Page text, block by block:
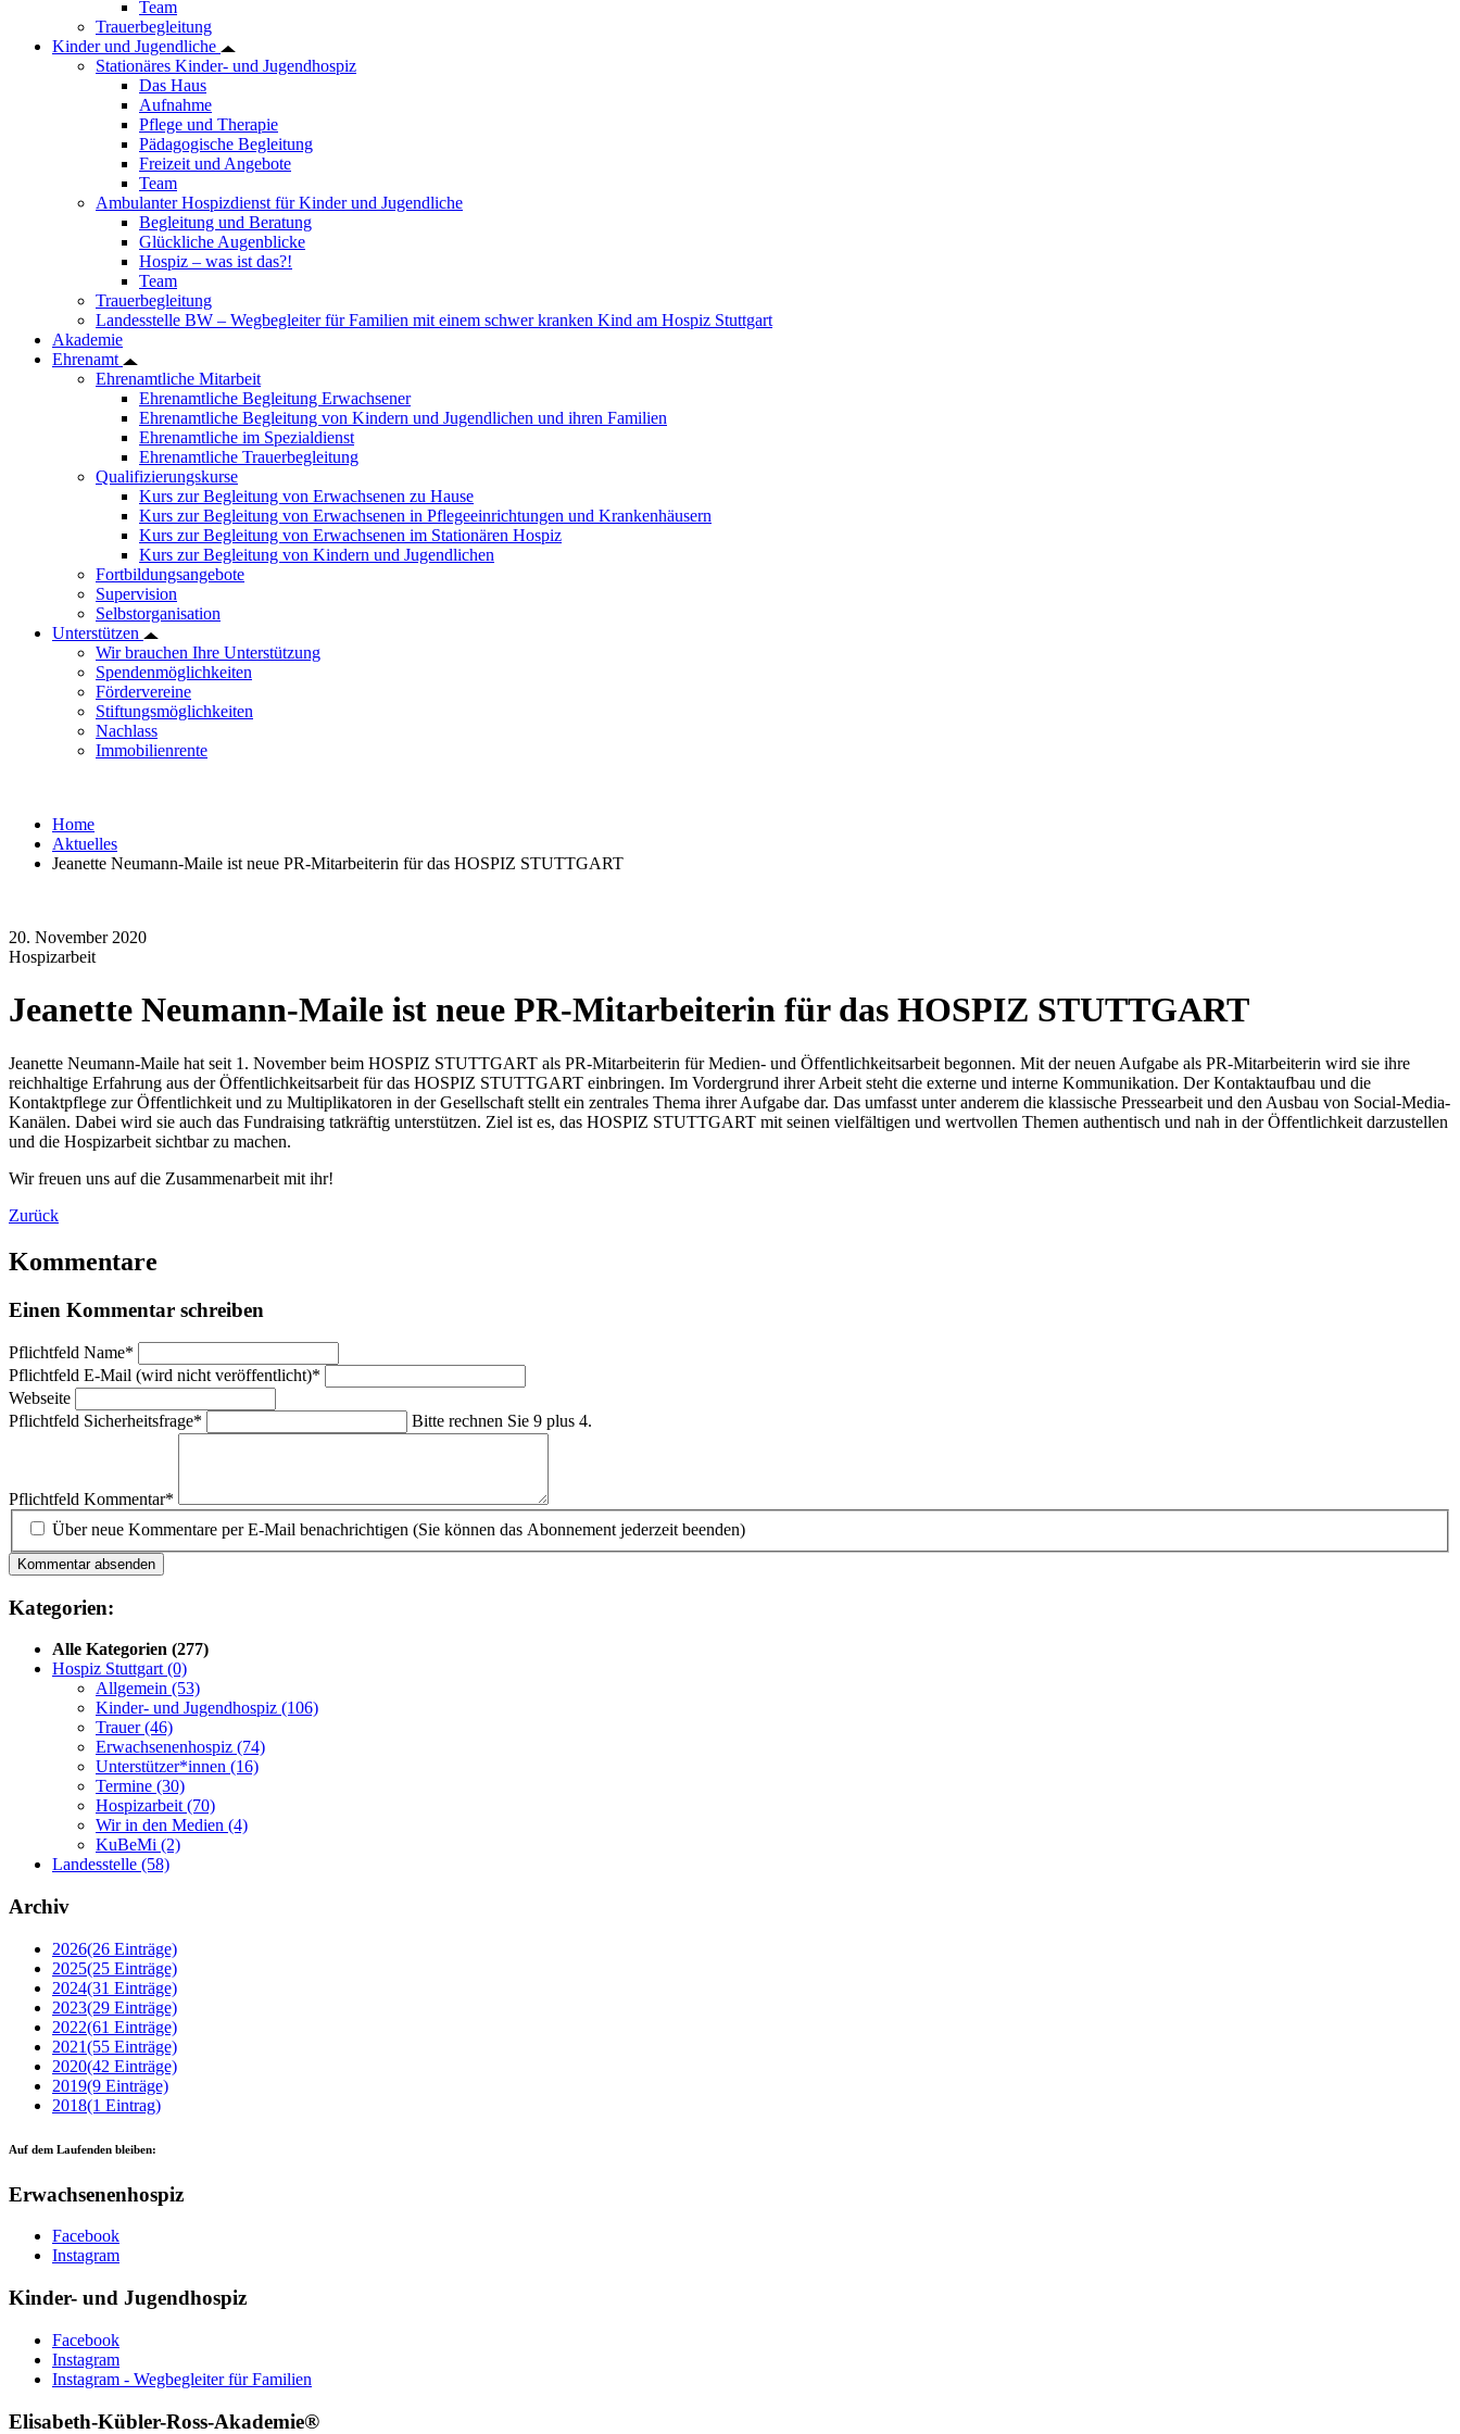
Team
Trauerbegleitung
Kinder und Jugendliche
Stationäres Kinder- und Jugendhospiz
Das Haus
Aufnahme
Pflege und Therapie
Pädagogische Begleitung
Freizeit und Angebote
Team
Ambulanter Hospizdienst für Kinder und Jugendliche
Begleitung und Beratung
Glückliche Augenblicke
Hospiz – was ist das?!
Team
Trauerbegleitung
Landesstelle BW – Wegbegleiter für Familien mit einem schwer kranken Kind am Hospiz Stuttgart
Akademie
Ehrenamt
Ehrenamtliche Mitarbeit
Ehrenamtliche Begleitung Erwachsener
Ehrenamtliche Begleitung von Kindern und Jugendlichen und ihren Familien
Ehrenamtliche im Spezialdienst
Ehrenamtliche Trauerbegleitung
Qualifizierungskurse
Kurs zur Begleitung von Erwachsenen zu Hause
Kurs zur Begleitung von Erwachsenen in Pflegeeinrichtungen und Krankenhäusern
Kurs zur Begleitung von Erwachsenen im Stationären Hospiz
Kurs zur Begleitung von Kindern und Jugendlichen
Fortbildungsangebote
Supervision
Selbstorganisation
Unterstützen
Wir brauchen Ihre Unterstützung
Spendenmöglichkeiten
Fördervereine
Stiftungsmöglichkeiten
Nachlass
Immobilienrente
Home
Aktuelles
Jeanette Neumann-Maile ist neue PR-Mitarbeiterin für das HOSPIZ STUTTGART
20. November 2020
Hospizarbeit
Jeanette Neumann-Maile ist neue PR-Mitarbeiterin für das HOSPIZ STUTTGART
Jeanette Neumann-Maile hat seit 1. November beim HOSPIZ STUTTGART als PR-Mitarbeiterin für Medien- und Öffentlichkeitsarbeit begonnen. Mit der neuen Aufgabe als PR-Mitarbeiterin wird sie ihre
reichhaltige Erfahrung aus der Öffentlichkeitsarbeit für das HOSPIZ STUTTGART einbringen. Im Vordergrund ihrer Arbeit steht die externe und interne Kommunikation. Der Kontaktaufbau und die
Kontaktpflege zur Öffentlichkeit und zu Multiplikatoren in der Gesellschaft stellt ein zentrales Thema ihrer Aufgabe dar. Das umfasst unter anderem die klassische Pressearbeit und den Ausbau von Social-Media-
Kanälen. Dabei wird sie auch das Fundraising tatkräftig unterstützen. Ziel ist es, das HOSPIZ STUTTGART mit seinen vielfältigen und wertvollen Themen authentisch und nah in der Öffentlichkeit darzustellen
und die Hospizarbeit sichtbar zu machen.
Wir freuen uns auf die Zusammenarbeit mit ihr!
Zurück
Kommentare
Einen Kommentar schreiben
Pflichtfeld Name*
Pflichtfeld E-Mail (wird nicht veröffentlicht)*
Webseite
Pflichtfeld Sicherheitsfrage* Bitte rechnen Sie 9 plus 4.
Pflichtfeld Kommentar*
Über neue Kommentare per E-Mail benachrichtigen (Sie können das Abonnement jederzeit beenden)
Kommentar absenden
Kategorien:
Alle Kategorien (277)
Hospiz Stuttgart (0)
Allgemein (53)
Kinder- und Jugendhospiz (106)
Trauer (46)
Erwachsenenhospiz (74)
Unterstützer*innen (16)
Termine (30)
Hospizarbeit (70)
Wir in den Medien (4)
KuBeMi (2)
Landesstelle (58)
Archiv
2026(26 Einträge)
2025(25 Einträge)
2024(31 Einträge)
2023(29 Einträge)
2022(61 Einträge)
2021(55 Einträge)
2020(42 Einträge)
2019(9 Einträge)
2018(1 Eintrag)
Auf dem Laufenden bleiben:
Erwachsenenhospiz
Facebook
Instagram
Kinder- und Jugendhospiz
Facebook
Instagram
Instagram - Wegbegleiter für Familien
Elisabeth-Kübler-Ross-Akademie®